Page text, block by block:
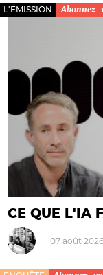
L'ÉMISSION Abonnez-
CE QUE L'IA
07 août 2026